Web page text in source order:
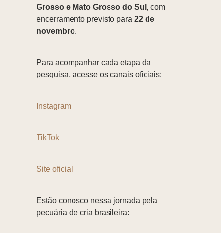
Grosso e Mato Grosso do Sul , com
encerramento previsto para 22 de
novembro.
Para acompanhar cada etapa da
pesquisa, acesse os canais oficiais:
Instagram
TikTok
Site oficial
Estão conosco nessa jornada pela
pecuária de cria brasileira: